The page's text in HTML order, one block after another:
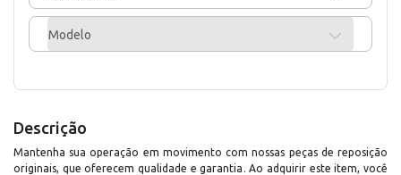
Modelo
Descrição
Mantenha sua operação em movimento com nossas peças de reposição
originais, que oferecem qualidade e garantia. Ao adquirir este item, você